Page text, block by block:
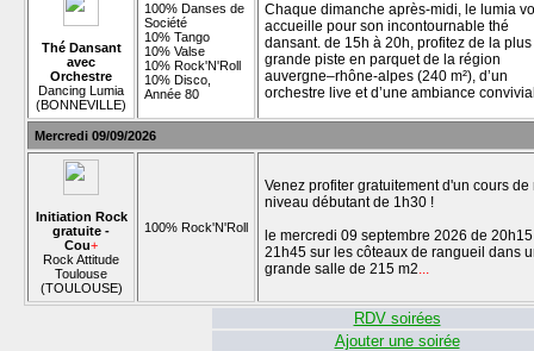
Thé Dansant
avec
Orchestre
Dancing Lumia
(BONNEVILLE)
100% Danses de
Société
10% Tango
10% Valse
10% Rock'N'Roll
10% Disco,
Année 80
Chaque dimanche après-midi, le lumia
accueille pour son incontournable thé
dansant. de 15h à 20h, profitez de la plus
grande piste en parquet de la région
auvergne–rhône-alpes (240 m²), d’un
orchestre live et d’une ambiance
Mercredi 09/09/2026
Initiation Rock
gratuite -
Cou+
Rock Attitude
Toulouse
(TOULOUSE)
100% Rock'N'Roll
Venez profiter gratuitement d'un cours de
niveau débutant de 1h30 !
le mercredi 09 septembre 2026 de
21h45 sur les côteaux de rangueil dans
grande salle de 215 m2...
RDV soirées
Ajouter une soirée